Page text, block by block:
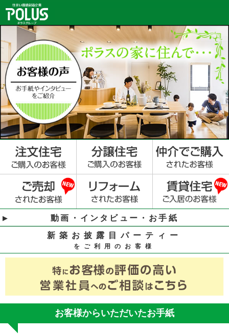
動画・インタビュー・お手紙
新築お披露目パーティー
をご利用のお客様
お客様からいただいたお手紙